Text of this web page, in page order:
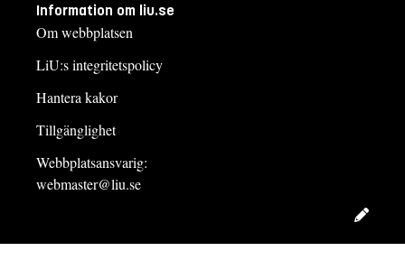
Information om liu.se
Om webbplatsen
LiU:s integritetspolicy
Hantera kakor
Tillgänglighet
Webbplatsansvarig:
webmaster@liu.se